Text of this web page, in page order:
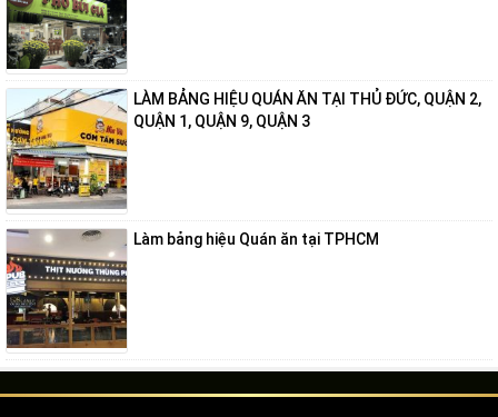
LÀM BẢNG HIỆU QUÁN ĂN TẠI THỦ ĐỨC, QUẬN 2,
QUẬN 1, QUẬN 9, QUẬN 3
Làm bảng hiệu Quán ăn tại TPHCM